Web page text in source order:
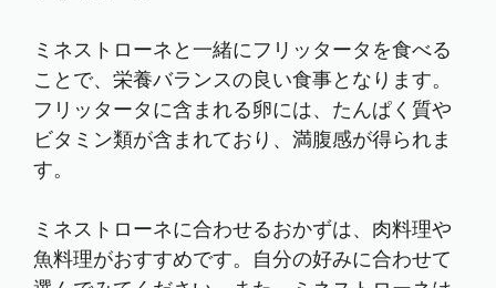
ミネストローネと一緒にフリッタータを食べる
ことで、栄養バランスの良い食事となります。
フリッタータに含まれる卵には、たんぱく質や
ビタミン類が含まれており、満腹感が得られま
す。
ミネストローネに合わせるおかずは、肉料理や
魚料理がおすすめです。自分の好みに合わせて